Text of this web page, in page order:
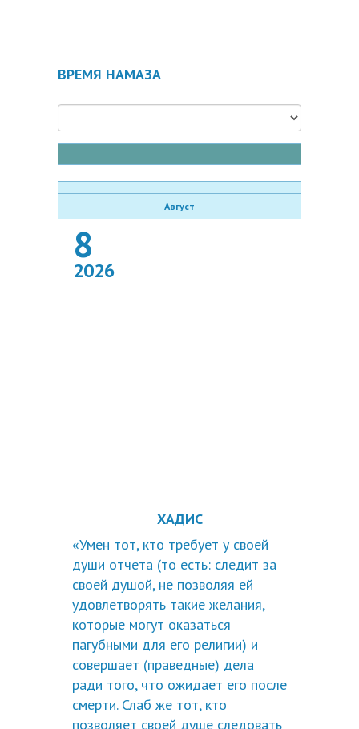
ВРЕМЯ НАМАЗА
Август
8
2026
ХАДИС
«Умен тот, кто требует у своей
души отчета (то есть: следит за
своей душой, не позволяя ей
удовлетворять такие желания,
которые могут оказаться
пагубными для его религии) и
совершает (праведные) дела
ради того, что ожидает его после
смерти. Слаб же тот, кто
позволяет своей душе следовать